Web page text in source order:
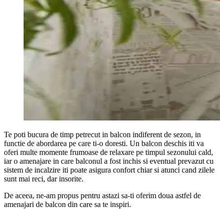
Te poti bucura de timp petrecut in balcon indiferent de sezon, in
functie de abordarea pe care ti-o doresti. Un balcon deschis iti va
oferi multe momente frumoase de relaxare pe timpul sezonului cald,
iar o amenajare in care balconul a fost inchis si eventual prevazut cu
sistem de incalzire iti poate asigura confort chiar si atunci cand zilele
sunt mai reci, dar insorite.
De aceea, ne-am propus pentru astazi sa-ti oferim doua astfel de
amenajari de balcon din care sa te inspiri.